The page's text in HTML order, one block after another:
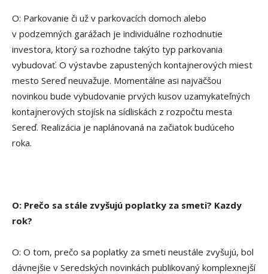
O: Parkovanie či už v parkovacích domoch alebo
v podzemných garážach je individuálne rozhodnutie
investora, ktorý sa rozhodne takýto typ parkovania
vybudovať. O výstavbe zapustených kontajnerových miest
mesto Sereď neuvažuje. Momentálne asi najväčšou
novinkou bude vybudovanie prvých kusov uzamykateľných
kontajnerových stojísk na sídliskách z rozpočtu mesta
Sereď. Realizácia je naplánovaná na začiatok budúceho
roka.
O: Prečo sa stále zvyšujú poplatky za smeti? Kazdy
rok?
O: O tom, prečo sa poplatky za smeti neustále zvyšujú, bol
dávnejšie v Seredských novinkách publikovaný komplexnejší